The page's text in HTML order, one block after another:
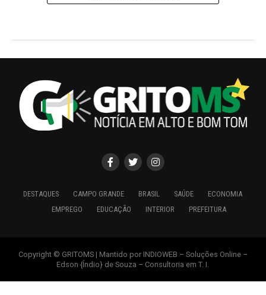
DESTAQUES CAMPO GRANDE BRASIL SAÚDE
ECONOMIA
EMPREGO
EDUCAÇÃO INTERIOR PREFEITURA
Copyright © GRITOMS | Mantido por INDIOWEB – Soluções Online –
Edson {Índio} de Souza – Consultoria em T. I.